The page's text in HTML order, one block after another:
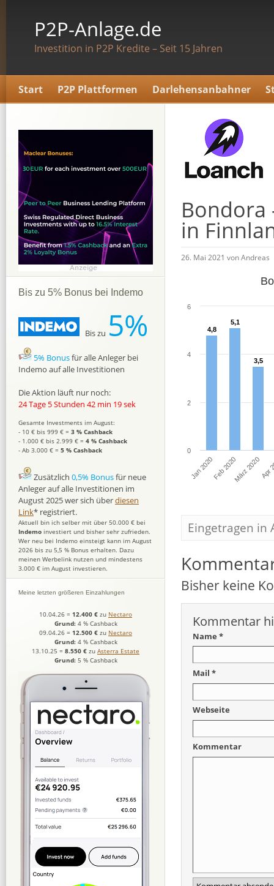
P2P-Anlage.de
Investition in P2P Kredite – Seit 15 Jahren
Start P2P Plattformen Darlehensanbahner
Bondora
in
26. Mai 2021 von Andreas
4,8
4,8
5,1
5,1
3,5
3,5
Jan 2020Feb 2020März 2020
0
2
4
6
Eingetragen in
Bisher keine
Kommentar
Name *
Mail *
Webseite
Kommentar
Bis zu 5% Bonus bei Indemo
Bis zu 5%
5% Bonusfür alle Anleger bei
Indemo auf alle Investitionen
Die Aktion läuft nur noch:
24 Tage 5 Stunden 42 min 18 sek
Gesamte Investments im August:
- 10 € bis 999 € = 3 % Cashback
- 1.000 € bis 2.999 € = 4 % Cashback
- Ab 3.000 € = 5 % Cashback
Zusätzlich 0,5% Bonusfür neue
Anleger auf alle Investitionen im
August 2025 wer sich überdiesen
Link* registriert.
Aktuell bin ich selber mit über 50.000 € bei
Indemo investiert und bisher sehr zufrieden.
Wer neu bei Indemo einsteigt kann im August
2026 bis zu 5,5 % Bonus erhalten. Dazu
meinen Werbelink nutzen und mindestens
3.000 € im August investieren.
Meine letzten größeren Einzahlungen
10.04.26 = 12.400 € zu Nectaro
Grund: 4 % Cashback
09.04.26 = 12.500 € zu Nectaro
Grund: 4 % Cashback
13.10.25 = 8.550 € zu Asterra Estate
Grund: 5 % Cashback